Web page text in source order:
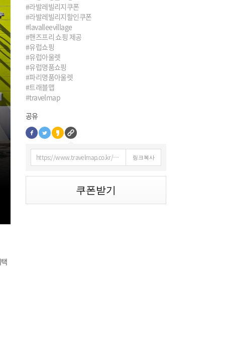
#라발레빌리지쿠폰
#라발레빌리지할인쿠폰
#lavalleevillage
#핸즈프리 쇼핑 제공
#유럽쇼핑
#유럽아울렛
#유럽명품쇼핑
#파리명품아울렛
#트래블맵
#travelmap
공유
https://www.travelmap.co.kr/discount/view/268 링크복사
쿠폰받기